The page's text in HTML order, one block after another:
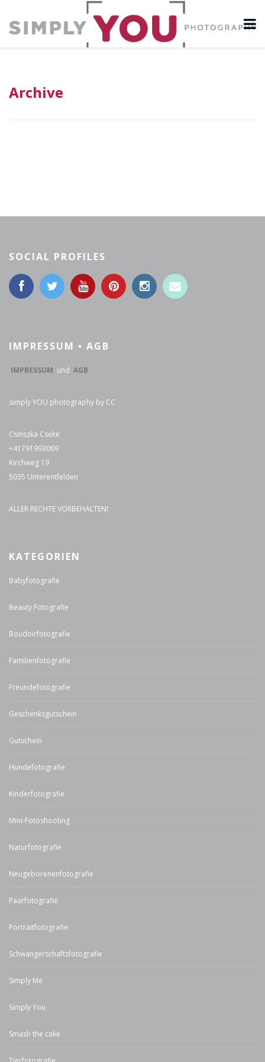
Archive
SOCIAL PROFILES
IMPRESSUM • AGB
IMPRESSUM und AGB
simply YOU photography by CC
Csinszka Cseke
+41791993069
Kirchweg 19
5035 Unterentfelden
ALLER RECHTE VORBEHALTEN!
KATEGORIEN
Babyfotografie
Beauty Fotografie
Boudoirfotografie
Familienfotografie
Freundefotografie
Geschenksgutschein
Gutschein
Hundefotografie
Kinderfotografie
Mini-Fotoshooting
Naturfotografie
Neugeborenenfotografie
Paarfotografie
Portraitfotografie
Schwangerschaftsfotografie
Simply Me
Simply You
Smash the cake